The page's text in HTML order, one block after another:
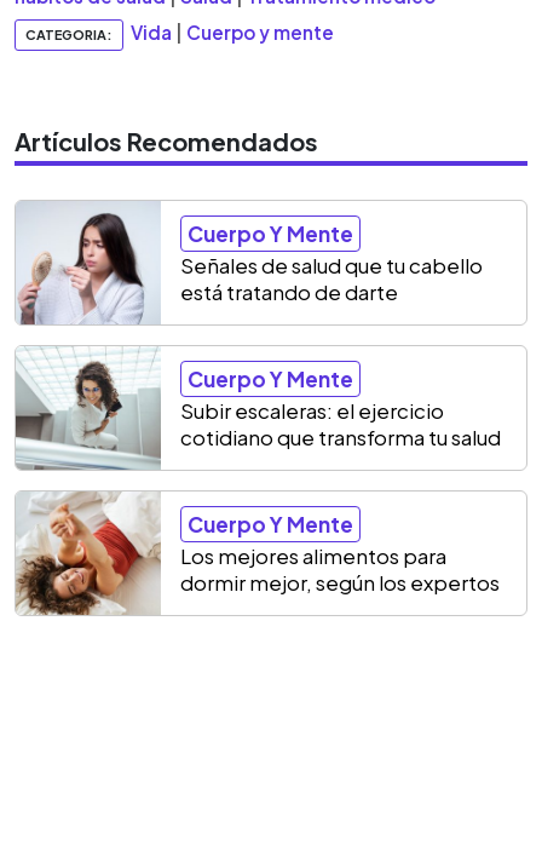
CATEGORIA: Vida Cuerpo y mente
Artículos Recomendados
Cuerpo Y Mente
Señales de salud que tu cabello
está tratando de darte
Cuerpo Y Mente
Subir escaleras: el ejercicio
cotidiano que transforma tu salud
Cuerpo Y Mente
Los mejores alimentos para
dormir mejor, según los expertos